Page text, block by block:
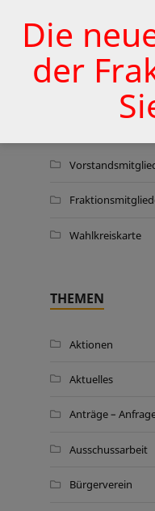
zu
25. JUNI
WER WIR SIND
Wahlkreiskarte
THEMEN
Aktionen
Aktuelles
Anträge –
Ausschussarbeit
Bürgerverein
Die
der